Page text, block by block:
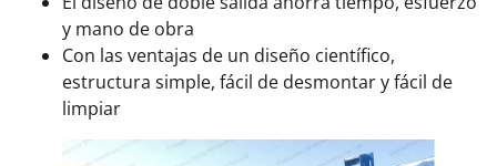
y mano de obra
Con las ventajas de un diseño científico,
estructura simple, fácil de desmontar y fácil de
limpiar